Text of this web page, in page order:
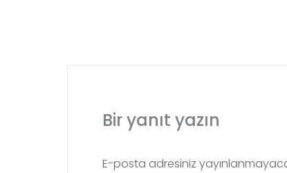
Bir yanıt yazın
E-posta adresiniz